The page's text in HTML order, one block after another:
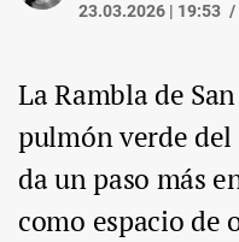
23.03.2026 | 19:53
La Rambla de
pulmón verde del
da un paso más
como espacio de